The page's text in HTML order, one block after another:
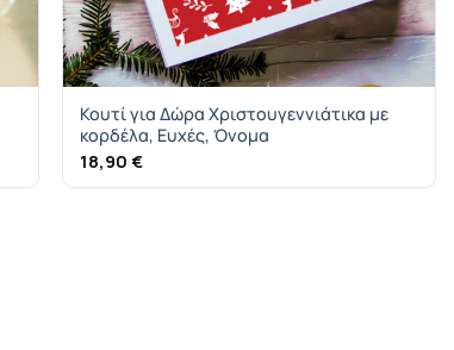
Κουτί για Δώρα Χριστουγεννιάτικα με
κορδέλα, Ευχές, Όνομα
18,90€